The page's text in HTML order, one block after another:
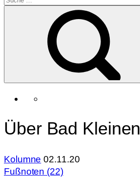
Über Bad Kleinen
Kolumne 02.11.20
Fußnoten (22)